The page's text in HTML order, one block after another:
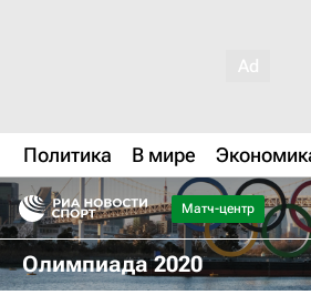
Политика В мире
Матч-центр
Олимпиада 2020